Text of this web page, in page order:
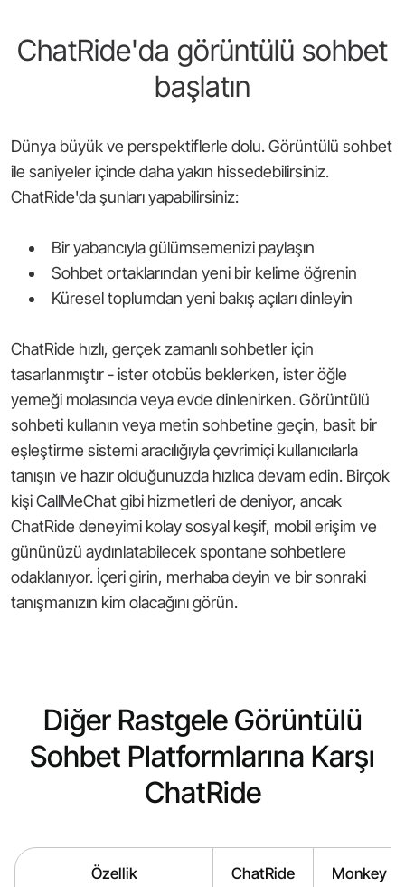
ChatRide'da görüntülü sohbet
başlatın
Dünya büyük ve perspektiflerle dolu. Görüntülü sohbet
ile saniyeler içinde daha yakın hissedebilirsiniz.
ChatRide'da şunları yapabilirsiniz:
Bir yabancıyla gülümsemenizi paylaşın
Sohbet ortaklarından yeni bir kelime öğrenin
Küresel toplumdan yeni bakış açıları dinleyin
ChatRide hızlı, gerçek zamanlı sohbetler için
tasarlanmıştır - ister otobüs beklerken, ister öğle
yemeği molasında veya evde dinlenirken. Görüntülü
sohbeti kullanın veya metin sohbetine geçin, basit bir
eşleştirme sistemi aracılığıyla çevrimiçi kullanıcılarla
tanışın ve hazır olduğunuzda hızlıca devam edin. Birçok
kişi CallMeChat gibi hizmetleri de deniyor, ancak
ChatRide deneyimi kolay sosyal keşif, mobil erişim ve
gününüzü aydınlatabilecek spontane sohbetlere
odaklanıyor. İçeri girin, merhaba deyin ve bir sonraki
tanışmanızın kim olacağını görün.
Diğer Rastgele Görüntülü
Sohbet Platformlarına Karşı
ChatRide
Özellik ChatRide Monkey